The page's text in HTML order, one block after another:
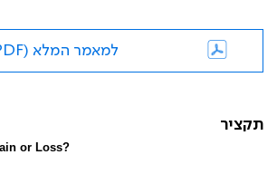
למאמר המלא (PDF)
תקציר
or Loss?